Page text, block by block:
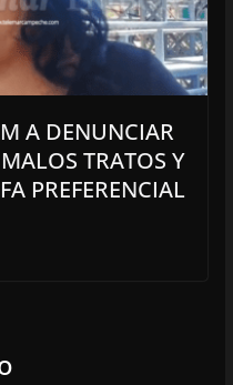
A DENUNCIAR
TRATOS Y
PREFERENCIAL